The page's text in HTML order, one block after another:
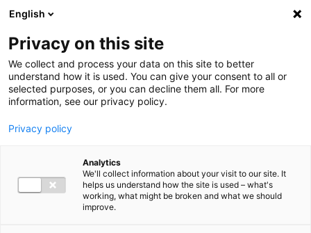
Ga direct naar de inhoud
English
Privacy on this site
We collect and process your data on this site to better
understand how it is used. You can give your consent to all or
selected purposes, or you can decline them all. For more
information, see our privacy policy.
Privacy policy
Analytics
We'll collect information about your visit to our site. It
helps us understand how the site is used – what's
working, what might be broken and what we should
improve.